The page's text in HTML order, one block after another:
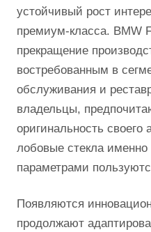
устойчивый рост
премиум-класса. BMW
прекращение
востребованным в
обслуживания и
владельцы,
оригинальность
лобовые стекла
параметрами
Появляются
продолжают